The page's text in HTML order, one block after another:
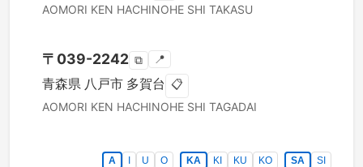
AOMORI KEN HACHINOHE SHI TAKASU
〒 039-2242 ⧉ 📍
青森県 八戸市 多賀台 📋
AOMORI KEN HACHINOHE SHI TAGADAI
A U O KA KI KU KO SA
SI